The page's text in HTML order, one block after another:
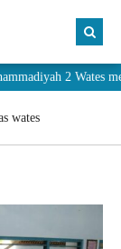
2 Wates
wates